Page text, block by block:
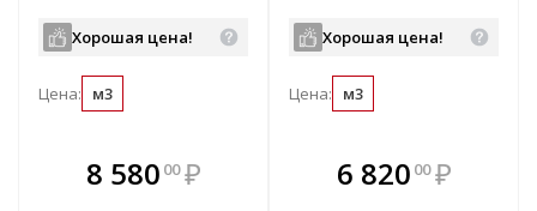
водопроницаемость W8
Хорошая цена!
Цена: м3
8 580 00 ₽
В комплекте
всегда выгоднее!
подвижность П4
водопроницаемость W4
Хорошая цена!
Цена: м3
В комплекте
всегда выгоднее!
6 820 00 ₽